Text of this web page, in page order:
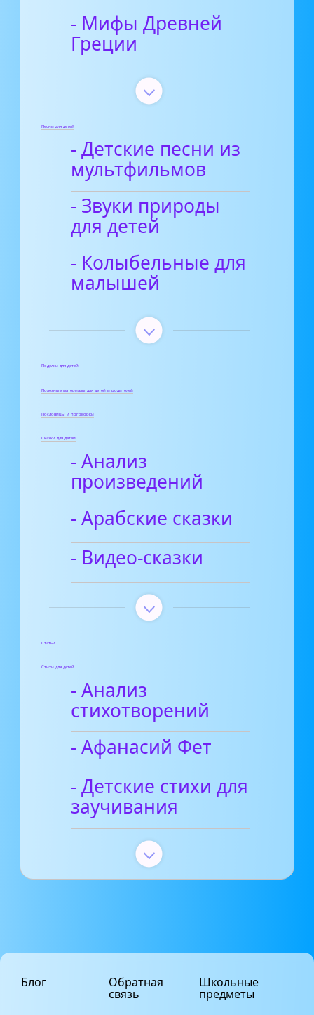
- Мифы Древней
Греции
Песни для детей
- Детские песни из
мультфильмов
- Звуки природы
для детей
- Колыбельные для
малышей
Поделки для детей
Полезные материалы для детей и родителей
Пословицы и поговорки
Сказки для детей
- Анализ
произведений
- Арабские сказки
- Видео-сказки
Статьи
Стихи для детей
- Анализ
стихотворений
- Афанасий Фет
- Детские стихи для
заучивания
Блог Обратная
связь
Школьные
предметы